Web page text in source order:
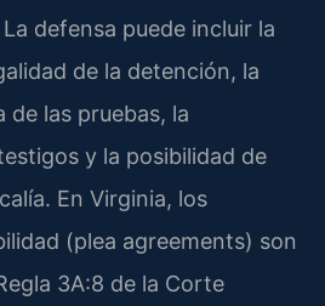
defensa puede incluir la
de la detención, la
de las pruebas, la
y la posibilidad de
En Virginia, los
(plea agreements) son
3A:8 de la Corte